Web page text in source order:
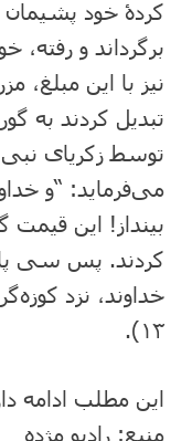
کردۀ خود پشیمان
برگرداند و رفته،
نیز با این مبلغ،
تبدیل کردند به
توسط زکریای
می‌فرماید: “و
بینداز! این قیمت
کردند. پس سی
این مطلب ادامه
منبع: رادیو مژده